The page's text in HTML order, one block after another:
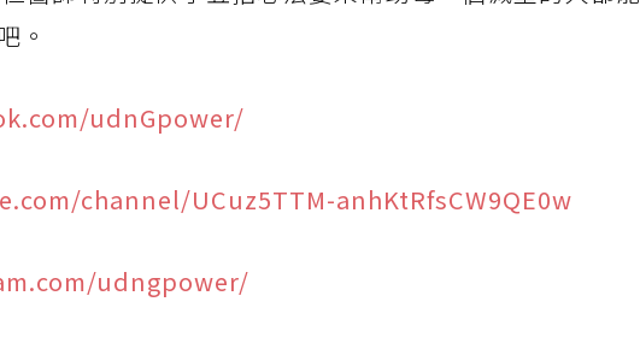
。
udnGpower/
channel/UCuz5TTM-anhKtRfsCW9QE0w
udngpower/